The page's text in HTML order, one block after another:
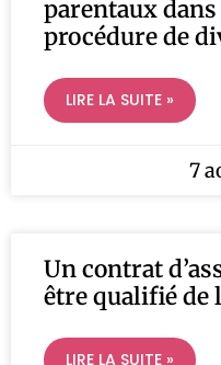
parentaux dans
procédure de
LIRE LA SUITE »
7
Un contrat
être qualifié de
LIRE LA SUITE »